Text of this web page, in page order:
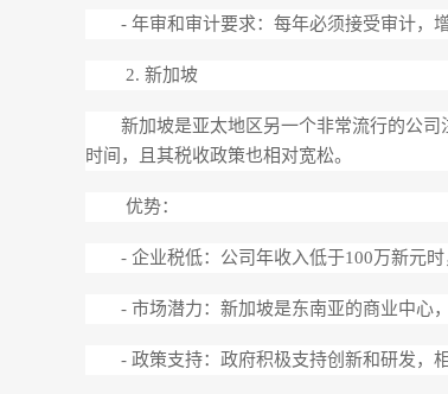
- 年审和审计要求：每年必须接受审计，
2. 新加坡
新加坡是亚太地区另一个非常流行的公
时间，且其税收政策也相对宽松。
优势：
- 企业税低：公司年收入低于100万新元
- 市场潜力：新加坡是东南亚的商业中心
- 政策支持：政府积极支持创新和研发，